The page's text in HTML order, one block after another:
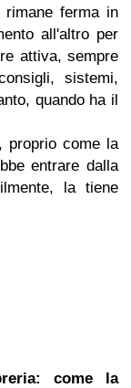
ferma in
all'altro per
attiva, sempre
sistemi,
quando ha il
proprio come la
entrare dalla
la tiene
come la